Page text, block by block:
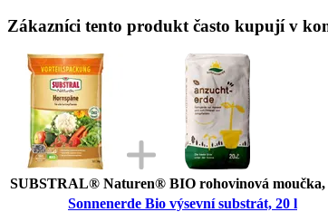
Zákazníci tento produkt často kupují v
SUBSTRAL® Naturen® BIO rohovinová moučka,
Sonnenerde Bio výsevní substrát, 20 l